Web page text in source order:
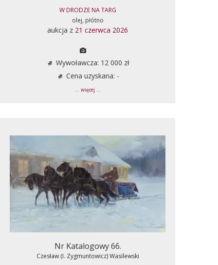
W DRODZE NA TARG
olej, płótno
aukcja z 21 czerwca 2026
Wywoławcza: 12 000 zł
Cena uzyskana: -
... więcej ...
Nr Katalogowy 66.
Czesław (I. Zygmuntowicz) Wasilewski